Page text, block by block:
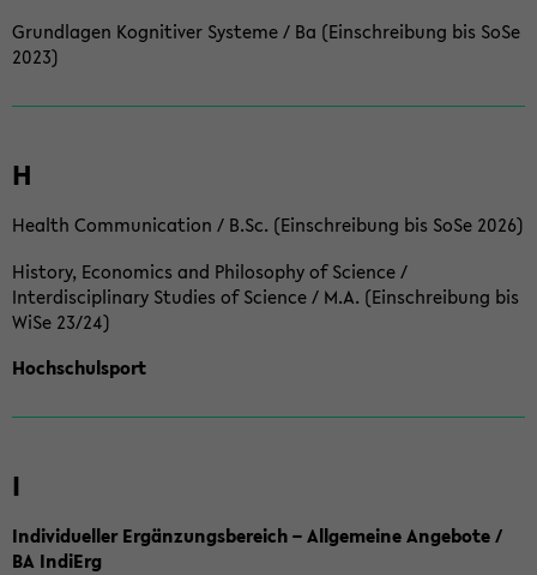
Grundlagen Kognitiver Systeme / Ba (Einschreibung bis SoSe
2023)
H
Health Communication / B.Sc. (Einschreibung bis SoSe 2026)
History, Economics and Philosophy of Science /
Interdisciplinary Studies of Science / M.A. (Einschreibung bis
WiSe 23/24)
Hochschulsport
I
Individueller Ergänzungsbereich – Allgemeine Angebote /
BA IndiErg